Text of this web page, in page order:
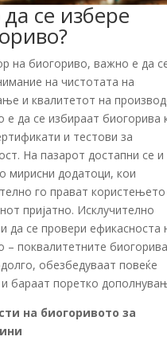
се избере
на биогориво, важно е да
на чистотата на
и квалитетот на
е да се избираат биогорива
и тестови за
На пазарот достапни се и
мирисни додатоци, кои
го прават користењето
пријатно. Исклучително
да се провери ефикасноста
– поквалитетните биогорива
обезбедуваат повеќе
бараат поретко
на биогоривото за